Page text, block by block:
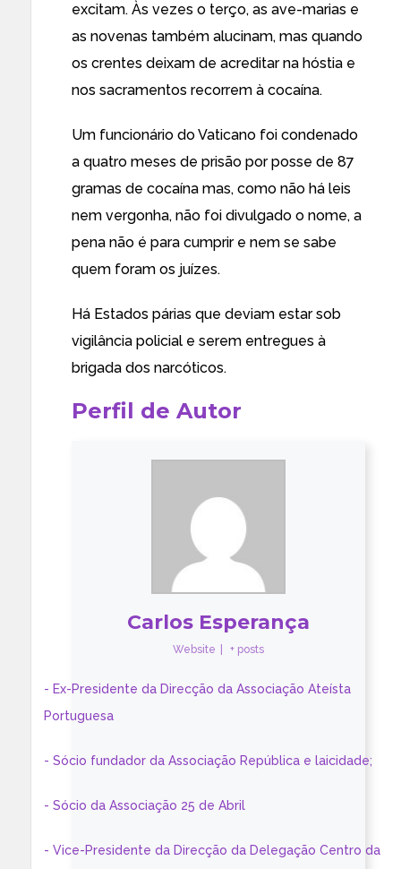
excitam. Às vezes o terço, as ave-marias e
as novenas também alucinam, mas quando
os crentes deixam de acreditar na hóstia e
nos sacramentos recorrem à cocaína.
Um funcionário do Vaticano foi condenado
a quatro meses de prisão por posse de 87
gramas de cocaína mas, como não há leis
nem vergonha, não foi divulgado o nome, a
pena não é para cumprir e nem se sabe
quem foram os juízes.
Há Estados párias que deviam estar sob
vigilância policial e serem entregues à
brigada dos narcóticos.
Perfil de Autor
Carlos Esperança
Website + posts
- Ex-Presidente da Direcção da Associação Ateísta
Portuguesa
- Sócio fundador da Associação República e laicidade;
- Sócio da Associação 25 de Abril
- Vice-Presidente da Direcção da Delegação Centro da